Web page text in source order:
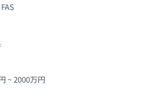
~ 2000万円